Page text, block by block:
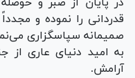
قدردانی را نموده و
صمیمانه سپاسگزاری
به امید دنیای عاری
آرامش.